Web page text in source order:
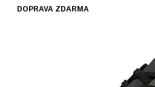
DOPRAVA ZDARMA